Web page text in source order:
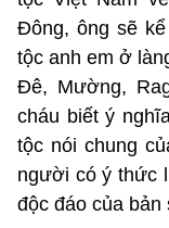
Đông, ông sẽ
tộc anh em ở
Đê, Mường,
cháu biết ý
tộc nói chung
người có ý thức
độc đáo của bản